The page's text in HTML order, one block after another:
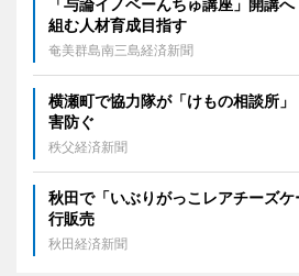
組む人材育成目指す
奄美群島南三島経済新聞
横瀬町で協力隊が「けもの相談所
害防ぐ
秩父経済新聞
秋田で「いぶりがっこレアチーズ
行販売
秋田経済新聞